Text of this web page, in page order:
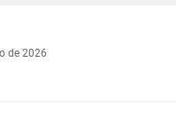
de 2026